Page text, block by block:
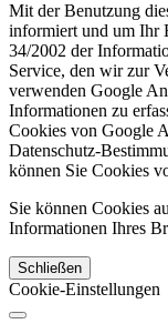
Mit der Benutzung
informiert und um Ihr
34/2002 der
Service, den wir zur
verwenden Google
Informationen zu
Cookies von Google
Datenschutz-
können Sie Cookies
Sie können Cookies
Informationen Ihres
Schließen
Cookie-Einstellungen